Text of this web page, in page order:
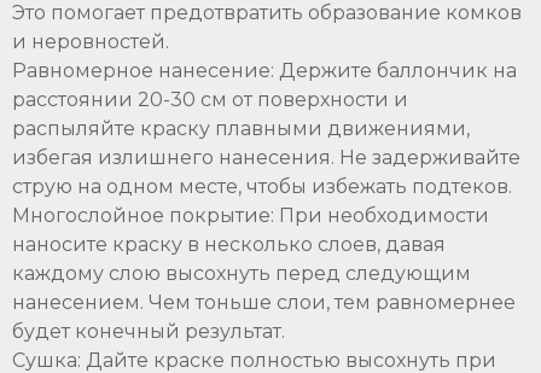
Это помогает предотвратить образование комков
и неровностей.
Равномерное нанесение: Держите баллончик на
расстоянии 20-30 см от поверхности и
распыляйте краску плавными движениями,
избегая излишнего нанесения. Не задерживайте
струю на одном месте, чтобы избежать подтеков.
Многослойное покрытие: При необходимости
наносите краску в несколько слоев, давая
каждому слою высохнуть перед следующим
нанесением. Чем тоньше слои, тем равномернее
будет конечный результат.
Сушка: Дайте краске полностью высохнуть при